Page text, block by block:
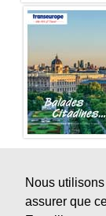
Nous
assurer que
Conditions de